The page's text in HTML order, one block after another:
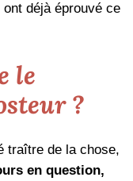
déjà éprouvé ce
le
?
traître de la chose,
en question,